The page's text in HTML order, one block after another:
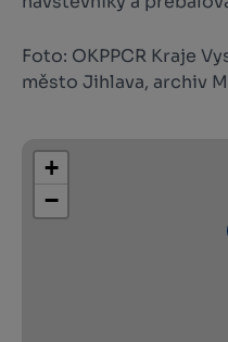
Foto: OKPPCR Kraje
město Jihlava, archiv
+
−